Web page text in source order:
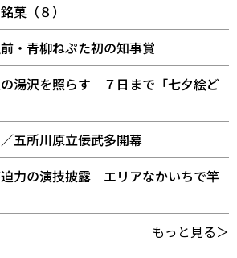
菓（８）
・青柳ねぷた初の知事賞
湯沢を照らす ７日まで「七夕絵ど
五所川原立佞武多開幕
力の演技披露 エリアなかいちで竿
もっと見る＞